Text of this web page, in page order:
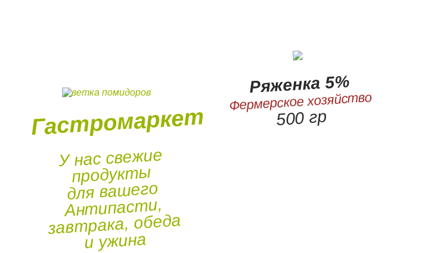
Гастромаркет
У нас свежие
продукты
для вашего
Антипасти,
завтрака, обеда
и ужина
Ряженка 5%
Фермерское хозяйство
500 гр